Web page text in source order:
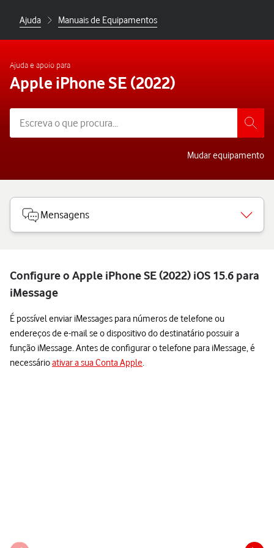
Ajuda Manuais de Equipamentos
Ajuda e apoio para
Apple iPhone SE (2022)
Mudar equipamento
Mensagens
Configure o Apple iPhone SE (2022) iOS 15.6 para
iMessage
É possível enviar iMessages para números de telefone ou
endereços de e-mail se o dispositivo do destinatário possuir a
função iMessage. Antes de configurar o telefone para iMessage, é
necessárioativar a sua Conta Apple.